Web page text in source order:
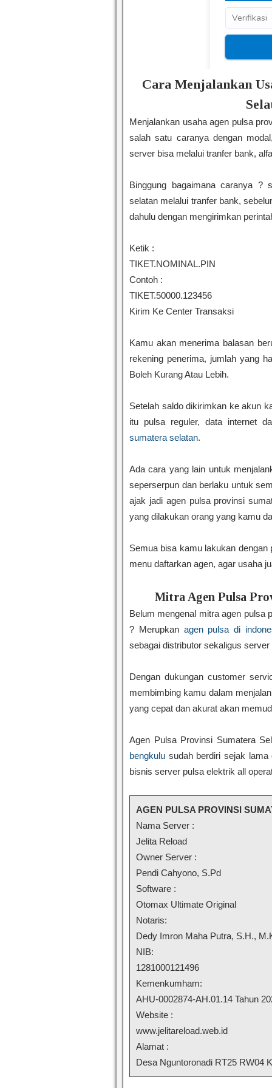
Cara Menjalankan
Menjalankan usaha agen pulsa
salah satu caranya dengan
server bisa melalui tranfer bank,
Binggung bagaimana caranya
selatan melalui tranfer bank,
dahulu dengan mengirimkan
Ketik :
TIKET.NOMINAL.PIN
Contoh :
TIKET.50000.123456
Kirim Ke Center Transaksi
Kamu akan menerima balasan
rekening penerima, jumlah yang
Boleh Kurang Atau Lebih.
Setelah saldo dikirimkan ke akun
itu pulsa reguler, data internet
sumatera selatan.
Ada cara yang lain untuk
seperserpun dan berlaku untuk
ajak jadi agen pulsa provinsi
yang dilakukan orang yang kamu
Semua bisa kamu lakukan dengan
menu daftarkan agen, agar usaha
Mitra Agen Pulsa
Belum mengenal mitra agen pulsa
? Merupkan agen pulsa di
sebagai distributor sekaligus
Dengan dukungan customer
membimbing kamu dalam
yang cepat dan akurat akan
Agen Pulsa Provinsi Sumatera
bengkulu sudah berdiri sejak
bisnis server pulsa elektrik all
AGEN PULSA PROVINSI
Nama Server :
Jelita Reload
Owner Server :
Pendi Cahyono, S.Pd
Software :
Otomax Ultimate Original
Notaris:
Dedy Imron Maha Putra, S.H.,
NIB:
1281000121496
Kemenkumham:
AHU-0002874-AH.01.14 Tahun
Website :
www.jelitareload.web.id
Alamat :
Desa Nguntoronadi RT25 RW04